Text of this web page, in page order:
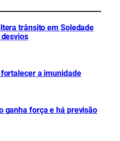
trânsito em Soledade
a imunidade
ganha força e há previsão